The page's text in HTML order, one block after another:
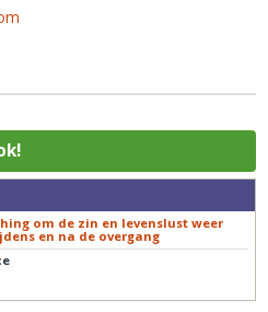
om de zin en levenslust weer
en na de overgang